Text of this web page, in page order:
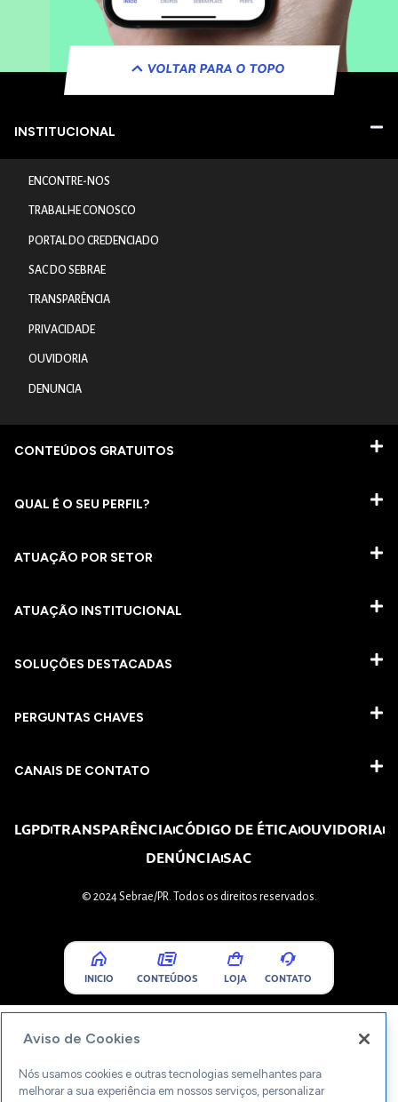
VOLTAR PARA O TOPO
INSTITUCIONAL
ENCONTRE-NOS
TRABALHE CONOSCO
PORTAL DO CREDENCIADO
SAC DO SEBRAE
TRANSPARÊNCIA
PRIVACIDADE
OUVIDORIA
DENUNCIA
CONTEÚDOS GRATUITOS
QUAL É O SEU PERFIL?
ATUAÇÃO POR SETOR
ATUAÇÃO INSTITUCIONAL
SOLUÇÕES DESTACADAS
PERGUNTAS CHAVES​
CANAIS DE CONTATO
LGPDTRANSPARÊNCIACÓDIGO DE ÉTICAOUVIDORIA
DENÚNCIASAC
© 2024 Sebrae/PR. Todos os direitos reservados.
INICIO CONTEÚDOS LOJA CONTATO
Aviso de Cookies
Nós usamos cookies e outras tecnologias semelhantes para
melhorar a sua experiência em nossos serviços, personalizar